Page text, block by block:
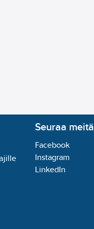
Seuraa meitä
Facebook
Instagram
LinkedIn